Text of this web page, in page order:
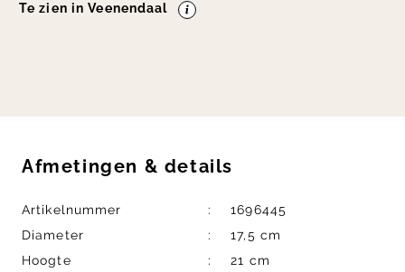
Te zien in Veenendaal
Afmetingen & details
Artikelnummer
1696445
Diameter
17,5 cm
Hoogte
21 cm